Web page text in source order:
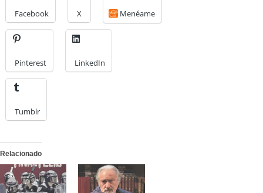
Facebook X Menéame
Pinterest LinkedIn
Tumblr
Relacionado